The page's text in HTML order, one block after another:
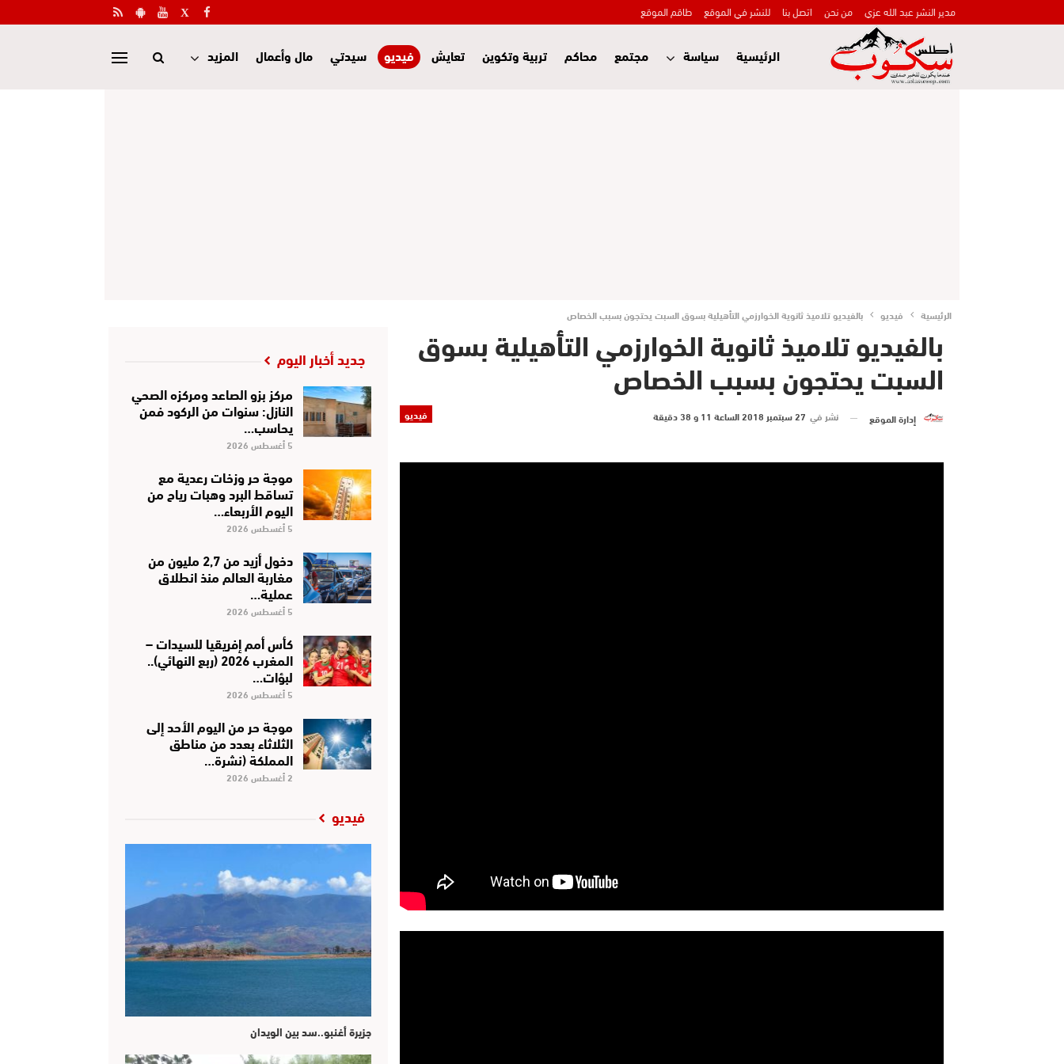
مدير النشر عبد الله عزي من نحن اتصل بنا للنشر في الموقع طاقم الموقع
الرئيسية سياسة مجتمع محاكم تربية وتكوين تعايش فيديو سيدتي مال وأعمال المزيد
الرئيسية فيديو بالفيديو تلاميذ ثانوية الخوارزمي التأهيلية بسوق السبت يحتجون بسبب الخصاص
بالفيديو تلاميذ ثانوية الخوارزمي التأهيلية بسوق
السبت يحتجون بسبب الخصاص
فيديو إدارة الموقع نشر في 27 سبتمبر 2018 الساعة 11 و 38 دقيقة
جديد أخبار اليوم
مركز بزو الصاعد ومركزه الصحي
النازل: سنوات من الركود فمن
يحاسب…
5 أغسطس 2026
موجة حر وزخات رعدية مع
تساقط البرد وهبات رياح من
اليوم الأربعاء…
5 أغسطس 2026
دخول أزيد من 2,7 مليون من
مغاربة العالم منذ انطلاق
عملية…
5 أغسطس 2026
كأس أمم إفريقيا للسيدات –
المغرب 2026 (ربع النهائي)..
لبؤات…
5 أغسطس 2026
موجة حر من اليوم الأحد إلى
الثلاثاء بعدد من مناطق
المملكة (نشرة…
2 أغسطس 2026
فيديو
جزيرة أغنبو..سد بين الويدان